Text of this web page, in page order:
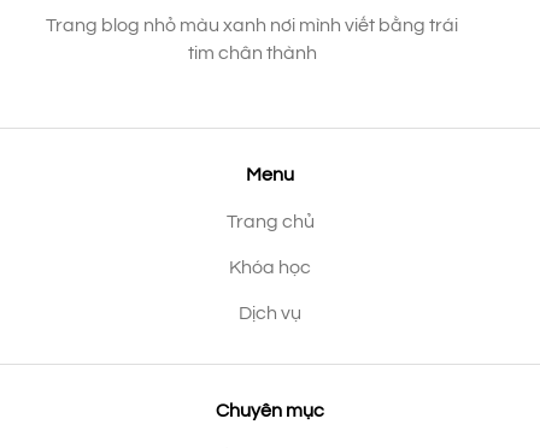
Trang blog nhỏ màu xanh nơi mình viết bằng trái
tim chân thành
Menu
Trang chủ
Khóa học
Dịch vụ
Chuyên mục